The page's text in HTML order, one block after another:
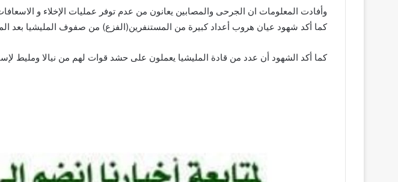
وأفادت المعلومات ان الجرحى والمصابين يعانون من عدم توفر عمليات الإخلاء و
كما أكد شهود عيان هروب أعداد كبيرة من المستنفرين(الفزع) من صفوف المليشيا بعد
كما أكد الشهود أن عدد من قادة المليشيا يعملون على حشد قوات لهم من نيالا ومليط